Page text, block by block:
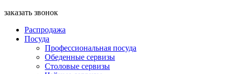
заказать звонок
Распродажа
Посуда
Профессиональная посуда
Обеденные сервизы
Столовые сервизы